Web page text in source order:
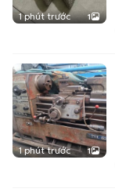
1 phút trước 1
1 phút trước 1